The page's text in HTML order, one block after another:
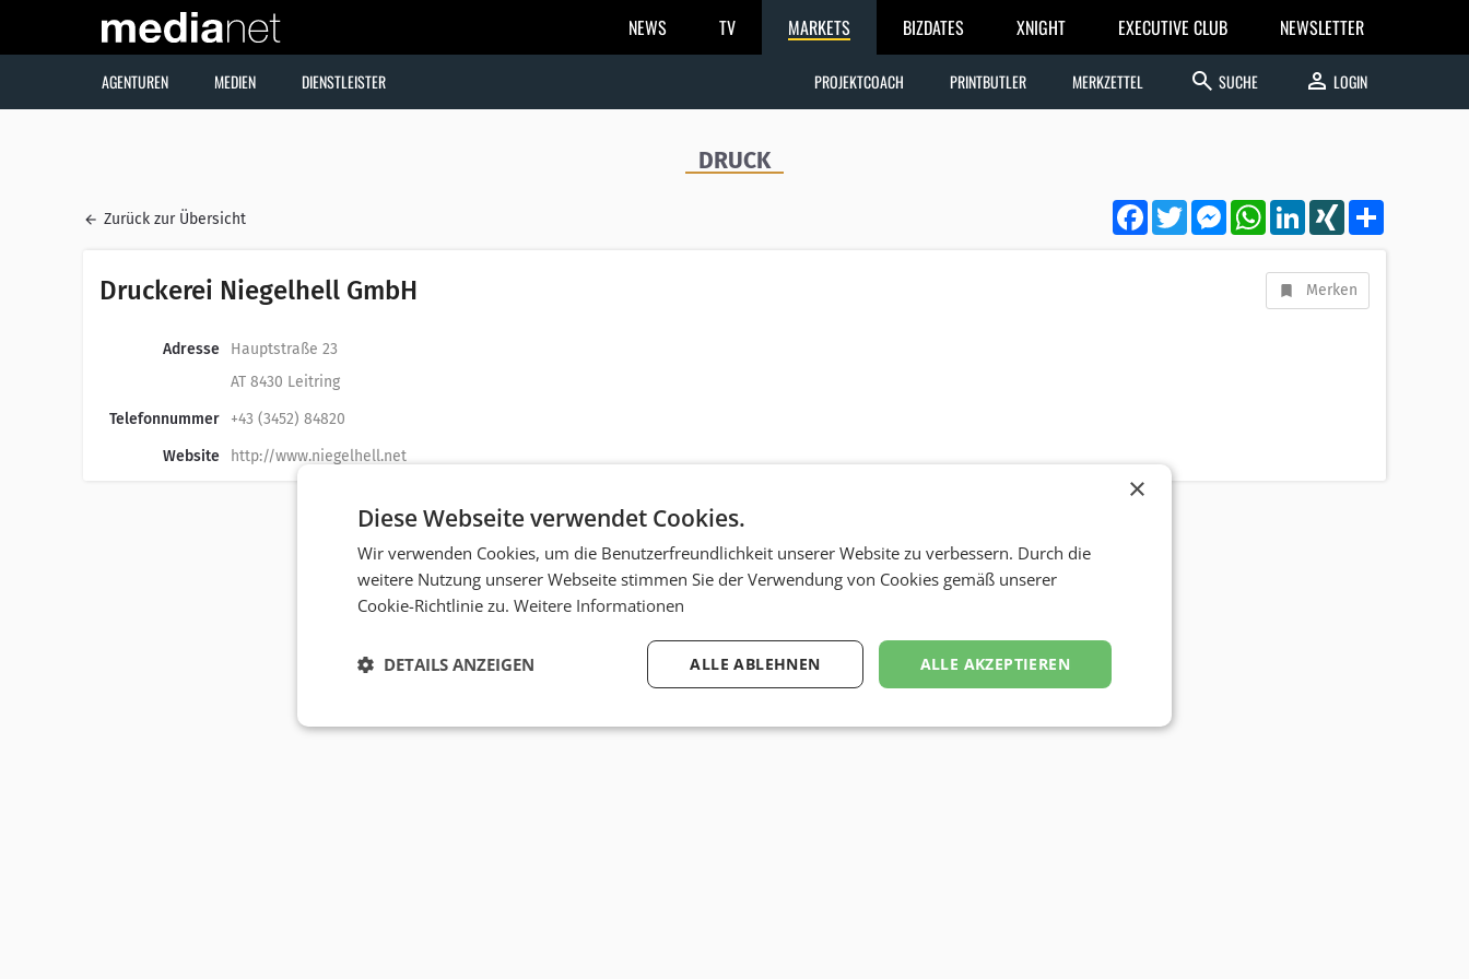
NEWS TV MARKETS BIZDATES XNIGHT EXECUTIVE CLUB NEWSLETTER
AGENTUREN MEDIEN DIENSTLEISTER PROJEKTCOACH PRINTBUTLER MERKZETTEL search SUCHE person LOGIN
DRUCK
Zurück zur Übersicht
FacebookTwitterMessengerWhatsApp
LinkedInXING
Druckerei Niegelhell GmbH Merken
Adresse
Hauptstraße 23
AT 8430 Leitring
Telefonnummer
+43 (3452) 84820
Website
http://www.niegelhell.net
×
Diese Webseite verwendet Cookies.
Wir verwenden Cookies, um die Benutzerfreundlichkeit unserer Website zu verbessern. Durch die
weitere Nutzung unserer Webseite stimmen Sie der Verwendung von Cookies gemäß unserer
Cookie-Richtlinie zu. Weitere Informationen
ALLE AKZEPTIEREN
ALLE ABLEHNEN
DETAILS ANZEIGEN